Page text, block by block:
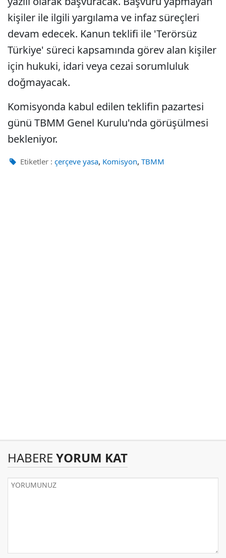
kişiler ile ilgili yargılama ve infaz süreçleri
devam edecek. Kanun teklifi ile 'Terörsüz
Türkiye' süreci kapsamında görev alan kişiler
için hukuki, idari veya cezai sorumluluk
doğmayacak.
Komisyonda kabul edilen teklifin pazartesi
günü TBMM Genel Kurulu'nda görüşülmesi
bekleniyor.
Etiketler : çerçeve yasa, Komisyon, TBMM
HABERE YORUM KAT